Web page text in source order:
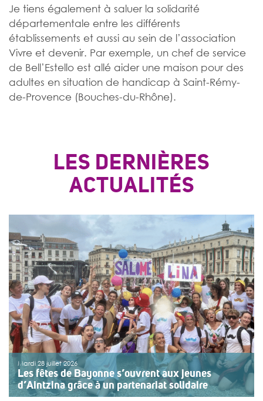
Je tiens également à saluer la solidarité
départementale entre les différents
établissements et aussi au sein de l’association
Vivre et devenir. Par exemple, un chef de service
de Bell’Estello est allé aider une maison pour des
adultes en situation de handicap à Saint-Rémy-
de-Provence (Bouches-du-Rhône).
LES DERNIÈRES
ACTUALITÉS
Mardi 28 juillet 2026
Les fêtes de Bayonne s’ouvrent aux jeunes
d’Aintzina grâce à un partenariat solidaire